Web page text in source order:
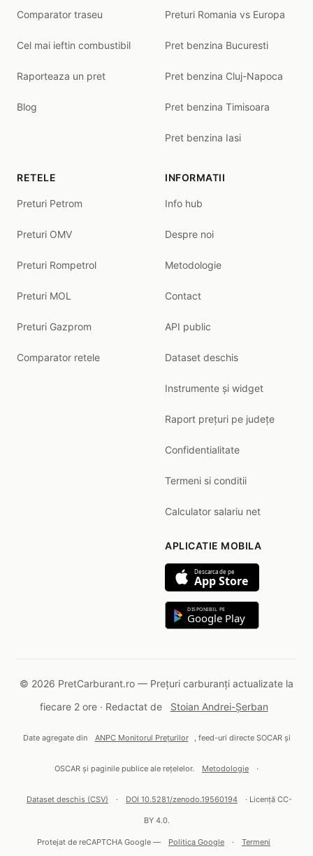
Comparator traseu
Cel mai ieftin combustibil
Raporteaza un pret
Blog
Preturi Romania vs Europa
Pret benzina Bucuresti
Pret benzina Cluj-Napoca
Pret benzina Timisoara
Pret benzina Iasi
RETELE
Preturi Petrom
Preturi OMV
Preturi Rompetrol
Preturi MOL
Preturi Gazprom
Comparator retele
INFORMATII
Info hub
Despre noi
Metodologie
Contact
API public
Dataset deschis
Instrumente și widget
Raport prețuri pe județe
Confidentialitate
Termeni si conditii
Calculator salariu net
APLICATIE MOBILA
Descarca de pe
App Store
DISPONIBIL PE
Google Play
© 2026 PretCarburant.ro — Prețuri carburanți actualizate la
fiecare 2 ore · Redactat de
Stoian Andrei-Șerban
Date agregate din ANPC Monitorul Prețurilor , feed-uri directe SOCAR și
OSCAR și paginile publice ale rețelelor. Metodologie ·
Dataset deschis (CSV) · DOI 10.5281/zenodo.19560194 · Licență CC-
BY 4.0.
Protejat de reCAPTCHA Google — Politica Google · Termeni